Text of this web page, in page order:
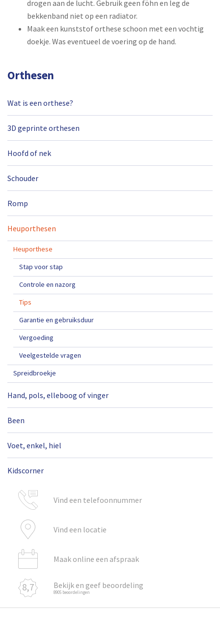
drogen aan de lucht. Gebruik geen föhn en leg de
bekkenband niet op een radiator.
Maak een kunststof orthese schoon met een vochtig
doekje. Was eventueel de voering op de hand.
Orthesen
Wat is een orthese?
3D geprinte orthesen
Hoofd of nek
Schouder
Romp
Heuporthesen
Heuporthese
Stap voor stap
Controle en nazorg
Tips
Garantie en gebruiksduur
Vergoeding
Veelgestelde vragen
Spreidbroekje
Hand, pols, elleboog of vinger
Been
Voet, enkel, hiel
Kidscorner
Vind een telefoonnummer
Vind een locatie
Maak online een afspraak
8,7 Bekijk en geef beoordeling
8905 beoordelingen